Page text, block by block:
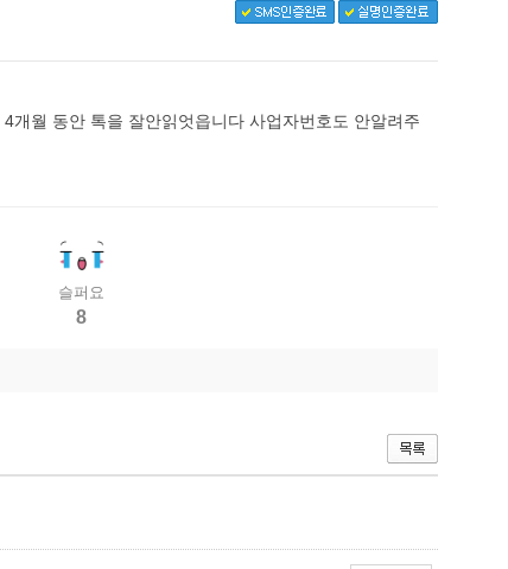
개월 동안 톡을 잘안읽엇읍니다 사업자번호도 안알려주
슬퍼요
8